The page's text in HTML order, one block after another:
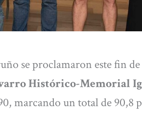
se proclamaron este fin de
Histórico-Memorial
marcando un total de 90,8